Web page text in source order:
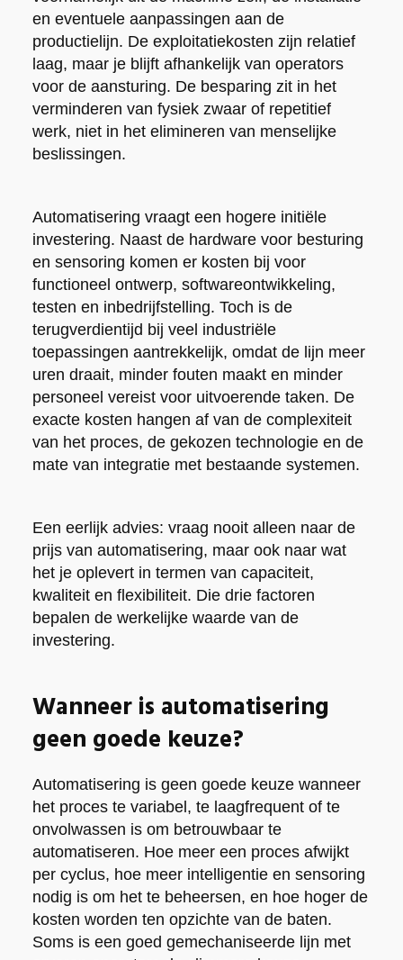
en eventuele aanpassingen aan de
productielijn. De exploitatiekosten zijn relatief
laag, maar je blijft afhankelijk van operators
voor de aansturing. De besparing zit in het
verminderen van fysiek zwaar of repetitief
werk, niet in het elimineren van menselijke
beslissingen.
Automatisering vraagt een hogere initiële
investering. Naast de hardware voor besturing
en sensoring komen er kosten bij voor
functioneel ontwerp, softwareontwikkeling,
testen en inbedrijfstelling. Toch is de
terugverdientijd bij veel industriële
toepassingen aantrekkelijk, omdat de lijn meer
uren draait, minder fouten maakt en minder
personeel vereist voor uitvoerende taken. De
exacte kosten hangen af van de complexiteit
van het proces, de gekozen technologie en de
mate van integratie met bestaande systemen.
Een eerlijk advies: vraag nooit alleen naar de
prijs van automatisering, maar ook naar wat
het je oplevert in termen van capaciteit,
kwaliteit en flexibiliteit. Die drie factoren
bepalen de werkelijke waarde van de
investering.
Wanneer is automatisering
geen goede keuze?
Automatisering is geen goede keuze wanneer
het proces te variabel, te laagfrequent of te
onvolwassen is om betrouwbaar te
automatiseren. Hoe meer een proces afwijkt
per cyclus, hoe meer intelligentie en sensoring
nodig is om het te beheersen, en hoe hoger de
kosten worden ten opzichte van de baten.
Soms is een goed gemechaniseerde lijn met